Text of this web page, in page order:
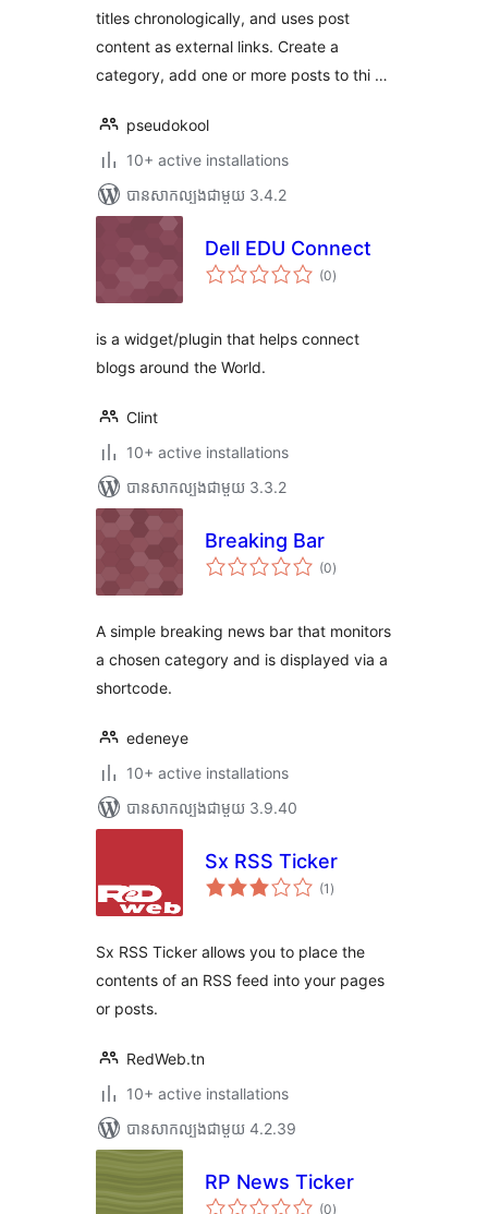
titles chronologically, and uses post
content as external links. Create a
category, add one or more posts to thi …
pseudokool
10+ active installations
បាន​សាកល្បង​ជាមួយ 3.4.2
Dell EDU Connect
(0ការ
វាយ
)
is a widget/plugin that helps connect
blogs around the World.
Clint
10+ active installations
បាន​សាកល្បង​ជាមួយ 3.3.2
Breaking Bar
(0ការ
វាយ
)
A simple breaking news bar that monitors
a chosen category and is displayed via a
shortcode.
edeneye
10+ active installations
បាន​សាកល្បង​ជាមួយ 3.9.40
Sx RSS Ticker
(1 ការ
វាយ
)
Sx RSS Ticker allows you to place the
contents of an RSS feed into your pages
or posts.
RedWeb.tn
10+ active installations
បាន​សាកល្បង​ជាមួយ 4.2.39
RP News Ticker
(0ការ
)